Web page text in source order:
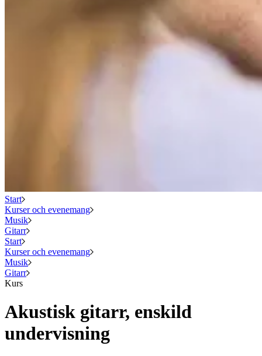
Start
Kurser och evenemang
Musik
Gitarr
Start
Kurser och evenemang
Musik
Gitarr
Kurs
Akustisk gitarr, enskild
undervisning